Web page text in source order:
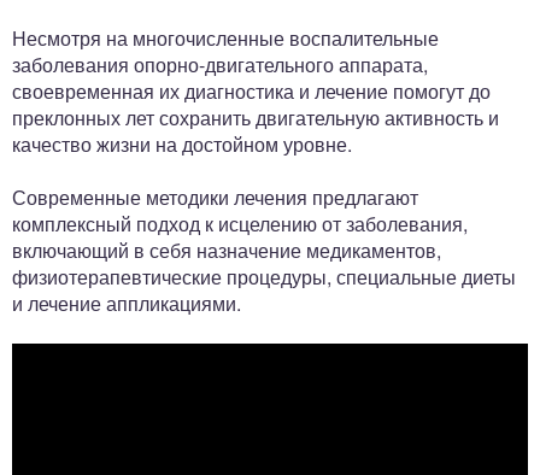
Несмотря на многочисленные воспалительные
заболевания опорно-двигательного аппарата,
своевременная их диагностика и лечение помогут до
преклонных лет сохранить двигательную активность и
качество жизни на достойном уровне.
Современные методики лечения предлагают
комплексный подход к исцелению от заболевания,
включающий в себя назначение медикаментов,
физиотерапевтические процедуры, специальные диеты
и лечение аппликациями.